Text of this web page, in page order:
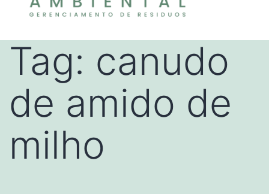
Tag: canudo
de amido de
milho